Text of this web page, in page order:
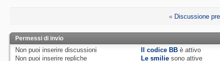
« Discussione
Permessi di invio
Non puoi inserire discussioni
Non puoi inserire repliche
Il codice BB èattivo
Le smilie sono attive